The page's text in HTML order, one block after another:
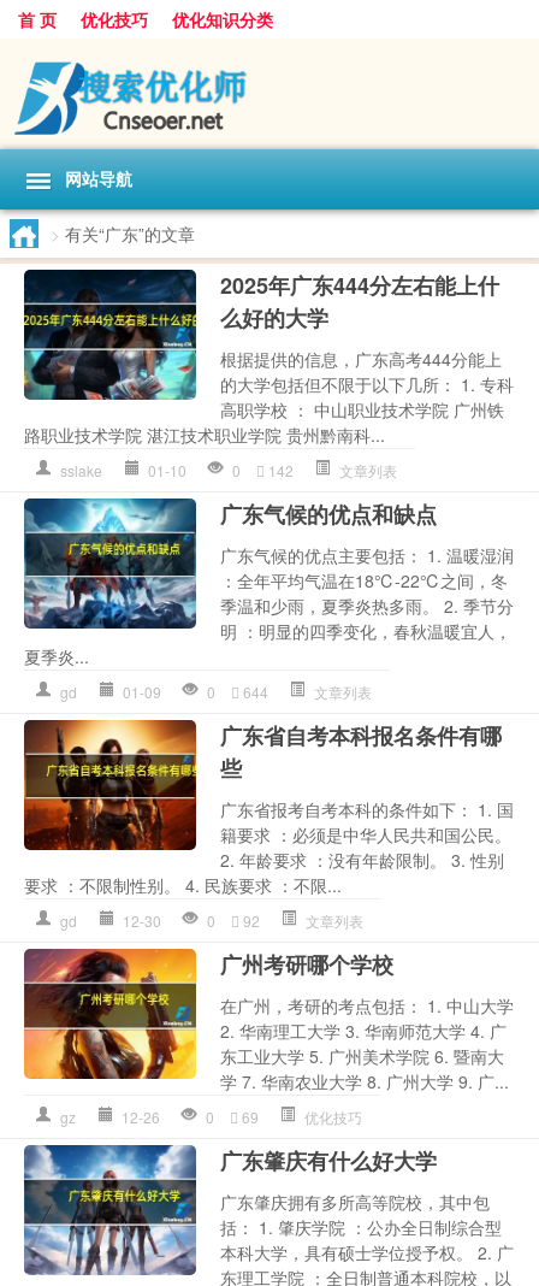
首 页 优化技巧 优化知识分类
网站导航
> 有关“广东”的文章
2025年广东444分左右能上什
么好的大学
根据提供的信息，广东高考444分能上
的大学包括但不限于以下几所： 1. 专科
高职学校 ： 中山职业技术学院 广州铁
路职业技术学院 湛江技术职业学院 贵州黔南科...
sslake 01-10 0 142 文章列表
广东气候的优点和缺点
广东气候的优点主要包括： 1. 温暖湿润
：全年平均气温在18℃-22℃之间，冬
季温和少雨，夏季炎热多雨。 2. 季节分
明 ：明显的四季变化，春秋温暖宜人，
夏季炎...
gd 01-09 0 644 文章列表
广东省自考本科报名条件有哪
些
广东省报考自考本科的条件如下： 1. 国
籍要求 ：必须是中华人民共和国公民。
2. 年龄要求 ：没有年龄限制。 3. 性别
要求 ：不限制性别。 4. 民族要求 ：不限...
gd 12-30 0 92 文章列表
广州考研哪个学校
在广州，考研的考点包括： 1. 中山大学
2. 华南理工大学 3. 华南师范大学 4. 广
东工业大学 5. 广州美术学院 6. 暨南大
学 7. 华南农业大学 8. 广州大学 9. 广...
gz 12-26 0 69 优化技巧
广东肇庆有什么好大学
广东肇庆拥有多所高等院校，其中包
括： 1. 肇庆学院 ：公办全日制综合型
本科大学，具有硕士学位授予权。 2. 广
东理工学院 ：全日制普通本科院校，以